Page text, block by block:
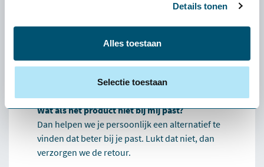
Details tonen
Alles toestaan
Selectie toestaan
De levering en proefplaatsingsperiode zijn
volledig kosteloos. Vooraf betaal je niets. Enige
uitzondering: als je een klein product (zoals een
verzendkosten voor eigen rekening.
Wat als het product niet bij mij past?
Dan helpen we je persoonlijk een alternatief te
vinden dat beter bij je past. Lukt dat niet, dan
verzorgen we de retour.